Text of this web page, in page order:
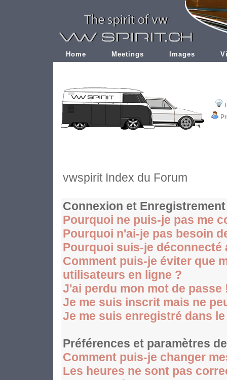
Home Meetings Images
vwspirit Index du Forum
Connexion et Enregistrement
Pourquoi ne puis-je pas me
Pourquoi n'ai-je pas besoin
Pourquoi suis-je déconnecté
Comment puis-je éviter que
utilisateurs en ligne ?
J'ai perdu mon mot de passe
Je me suis inscrit mais ne
Je me suis enregistré dans
Préférences et paramètres
Comment puis-je changer
Les heures ne sont pas